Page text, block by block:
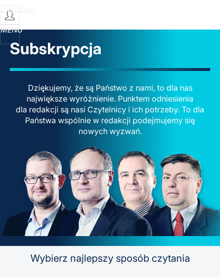
ZALOGUJ
MENU
Subskrypcja
Dziękujemy, że są Państwo z nami, to dla nas
największe wyróżnienie. Punktem odniesienia
dla redakcji są nasi Czytelnicy i ich potrzeby. To dla
Państwa wspólnie w redakcji podejmujemy się
nowych wyzwań.
Wybierz najlepszy sposób czytania